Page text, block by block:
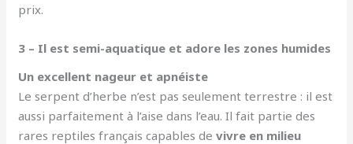
prix.
3 – Il est semi-aquatique et adore les zones humides
Un excellent nageur et apnéiste
Le serpent d’herbe n’est pas seulement terrestre : il est
aussi parfaitement à l’aise dans l’eau. Il fait partie des
rares reptiles français capables devivre en milieu